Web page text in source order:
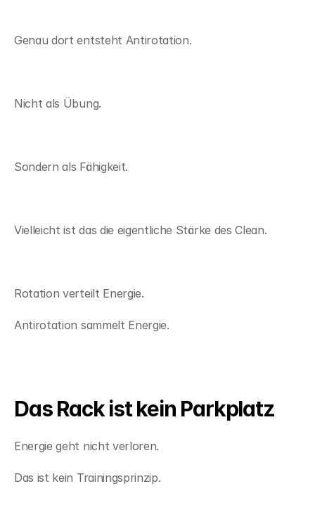
Genau dort entsteht Antirotation.
Nicht als Übung.
Sondern als Fähigkeit.
Vielleicht ist das die eigentliche Stärke des Clean.
Rotation verteilt Energie.
Antirotation sammelt Energie.
Das Rack ist kein Parkplatz
Energie geht nicht verloren.
Das ist kein Trainingsprinzip.